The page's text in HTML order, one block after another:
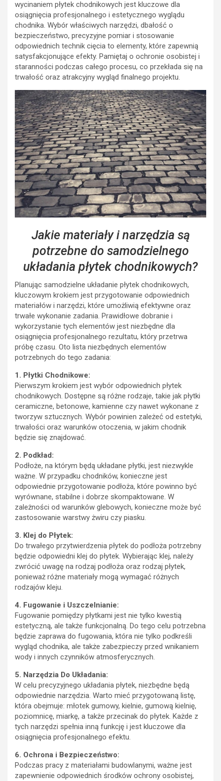
wycinaniem płytek chodnikowych jest kluczowe dla
osiągnięcia profesjonalnego i estetycznego wyglądu
chodnika. Wybór właściwych narzędzi, dbałość o
bezpieczeństwo, precyzyjne pomiar i stosowanie
odpowiednich technik cięcia to elementy, które zapewnią
satysfakcjonujące efekty. Pamiętaj o ochronie osobistej i
staranności podczas całego procesu, co przekłada się na
trwałość oraz atrakcyjny wygląd finalnego projektu.
Jakie materiały i narzędzia są
potrzebne do samodzielnego
układania płytek chodnikowych?
Planując samodzielne układanie płytek chodnikowych,
kluczowym krokiem jest przygotowanie odpowiednich
materiałów i narzędzi, które umożliwią efektywne oraz
trwałe wykonanie zadania. Prawidłowe dobranie i
wykorzystanie tych elementów jest niezbędne dla
osiągnięcia profesjonalnego rezultatu, który przetrwa
próbę czasu. Oto lista niezbędnych elementów
potrzebnych do tego zadania:
1. Płytki Chodnikowe:
Pierwszym krokiem jest wybór odpowiednich płytek
chodnikowych. Dostępne są różne rodzaje, takie jak płytki
ceramiczne, betonowe, kamienne czy nawet wykonane z
tworzyw sztucznych. Wybór powinien zależeć od estetyki,
trwałości oraz warunków otoczenia, w jakim chodnik
będzie się znajdować.
2. Podkład:
Podłoże, na którym będą układane płytki, jest niezwykle
ważne. W przypadku chodników, konieczne jest
odpowiednie przygotowanie podłoża, które powinno być
wyrównane, stabilne i dobrze skompaktowane. W
zależności od warunków glebowych, konieczne może być
zastosowanie warstwy żwiru czy piasku.
3. Klej do Płytek:
Do trwałego przytwierdzenia płytek do podłoża potrzebny
będzie odpowiedni klej do płytek. Wybierając klej, należy
zwrócić uwagę na rodzaj podłoża oraz rodzaj płytek,
ponieważ różne materiały mogą wymagać różnych
rodzajów kleju.
4. Fugowanie i Uszczelnianie:
Fugowanie pomiędzy płytkami jest nie tylko kwestią
estetyczną, ale także funkcjonalną. Do tego celu potrzebna
będzie zaprawa do fugowania, która nie tylko podkreśli
wygląd chodnika, ale także zabezpieczy przed wnikaniem
wody i innych czynników atmosferycznych.
5. Narzędzia Do Układania:
W celu precyzyjnego układania płytek, niezbędne będą
odpowiednie narzędzia. Warto mieć przygotowaną listę,
która obejmuje: młotek gumowy, kielnie, gumową kielnię,
poziomnicę, miarkę, a także przecinak do płytek. Każde z
tych narzędzi spełnia inną funkcję i jest kluczowe dla
osiągnięcia profesjonalnego efektu.
6. Ochrona i Bezpieczeństwo:
Podczas pracy z materiałami budowlanymi, ważne jest
zapewnienie odpowiednich środków ochrony osobistej,